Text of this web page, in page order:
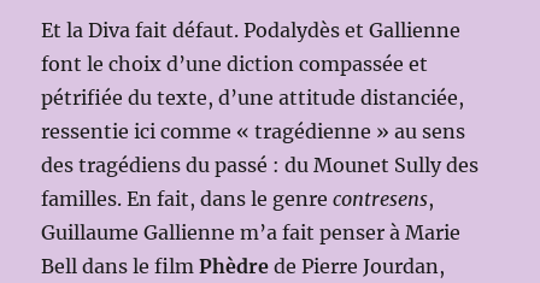
Et la Diva fait défaut. Podalydès et Gallienne
font le choix d’une diction compassée et
pétrifiée du texte, d’une attitude distanciée,
ressentie ici comme « tragédienne » au sens
des tragédiens du passé : du Mounet Sully des
familles. En fait, dans le genrecontresens,
Guillaume Gallienne m’a fait penser à Marie
Bell dans le filmPhèdre de Pierre Jourdan,